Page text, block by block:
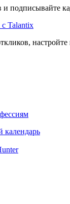
и подписывайте
с Talantix
календарь